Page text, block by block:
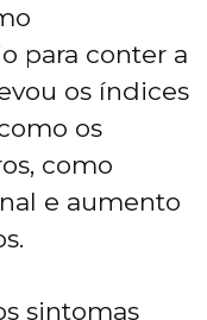
para conter a
os índices
os
como
e aumento
sintomas